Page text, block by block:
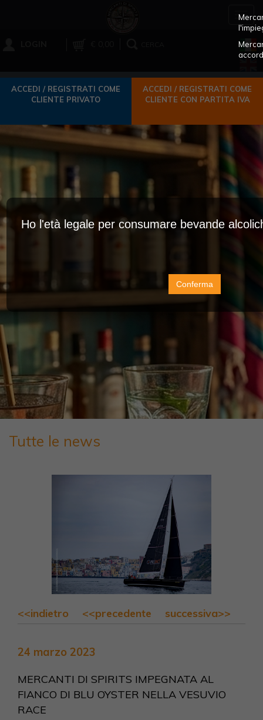
ACCEDI / REGISTRATI COME
CLIENTE PRIVATO
ACCEDI / REGISTRATI COME
CLIENTE CON PARTITA IVA
Tutte le news
<<indietro <<precedente successiva>>
24 marzo 2023
MERCANTI DI SPIRITS IMPEGNATA AL
FIANCO DI BLU OYSTER NELLA VESUVIO
RACE
Ho l'età legale per consumare bevande
Conferma